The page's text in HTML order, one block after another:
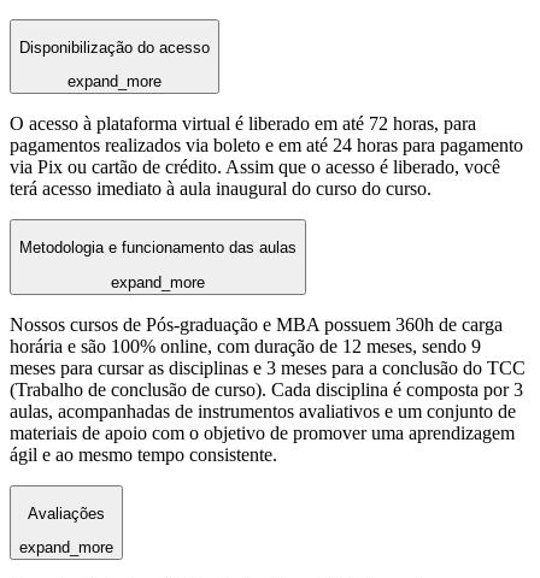
Disponibilização do acesso
expand_more
O acesso à plataforma virtual é liberado em até 72 horas, para
pagamentos realizados via boleto e em até 24 horas para pagamento
via Pix ou cartão de crédito. Assim que o acesso é liberado, você
terá acesso imediato à aula inaugural do curso do curso.
Metodologia e funcionamento das aulas
expand_more
Nossos cursos de Pós-graduação e MBA possuem 360h de carga
horária e são 100% online, com duração de 12 meses, sendo 9
meses para cursar as disciplinas e 3 meses para a conclusão do TCC
(Trabalho de conclusão de curso). Cada disciplina é composta por 3
aulas, acompanhadas de instrumentos avaliativos e um conjunto de
materiais de apoio com o objetivo de promover uma aprendizagem
ágil e ao mesmo tempo consistente.
Avaliações
expand_more